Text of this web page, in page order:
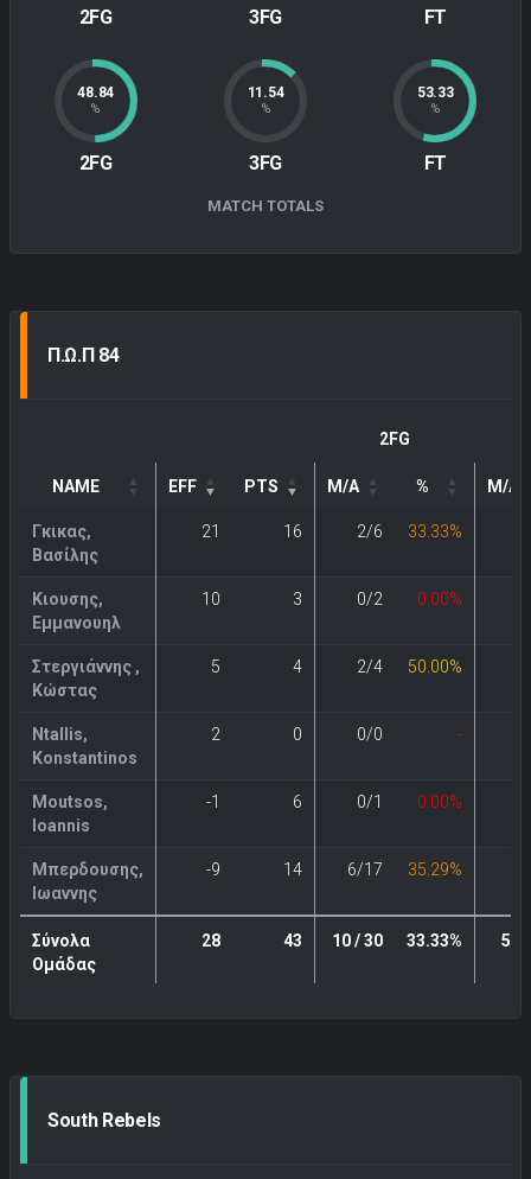
2FG 3FG FT
48.84
%
2FG
11.54
%
3FG
53.33
%
FT
MATCH TOTALS
Π.Ω.Π 84
2FG
NAME EFF PTS M/A % M/A
Γκικας,
Βασίλης
21 16 2/6 33.33%
Κιουσης,
Εμμανουηλ
10 3 0/2 0.00%
Στεργιάννης ,
Κώστας
5 4 2/4 50.00%
Ntallis,
Konstantinos
2 0 0/0 -
Moutsos,
Ioannis
-1 6 0/1 0.00%
Μπερδουσης,
Ιωαννης
-9 14 6/17 35.29%
Σύνολα
Ομάδας
28 43 10 / 30 33.33% 5 /
South Rebels